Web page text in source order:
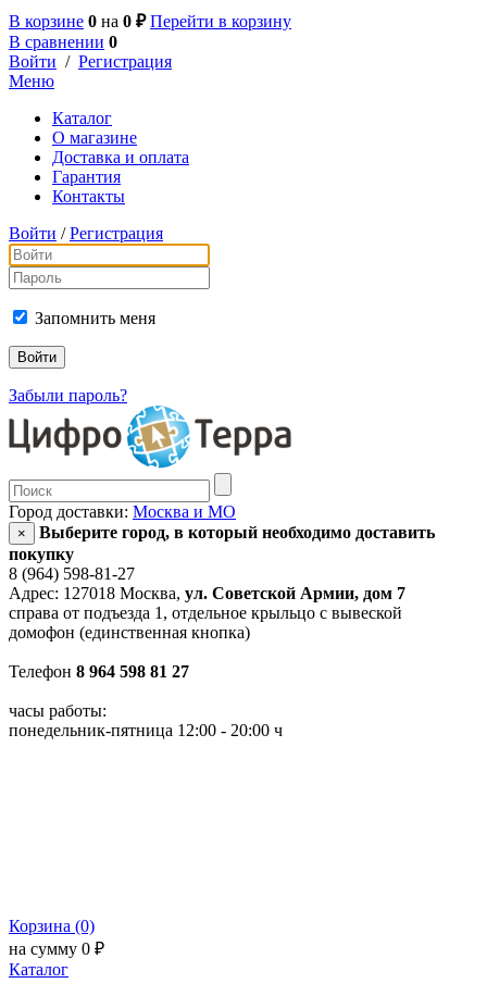
В корзине 0 на 0 ₽ Перейти в корзину
В сравнении 0
Войти / Регистрация
Меню
Каталог
О магазине
Доставка и оплата
Гарантия
Контакты
Войти / Регистрация
Запомнить меня
Забыли пароль?
Город доставки: Москва и МО
×
Выберите город, в который необходимо доставить
покупку
8 (964) 598-81-27
Адрес: 127018 Москва, ул. Советской Армии, дом 7
справа от подъезда 1, отдельное крыльцо с вывеской
домофон (единственная кнопка)
Телефон 8 964 598 81 27
часы работы:
понедельник-пятница 12:00 - 20:00 ч
Корзина (0)
на сумму 0 ₽
Каталог